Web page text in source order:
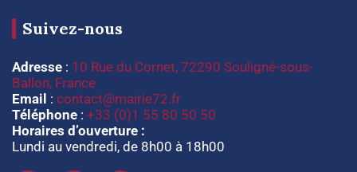
Suivez-nous
Adresse : 10 Rue du Cornet, 72290 Souligné-sous-
Ballon, France
Email : contact@mairie72.fr
Téléphone : +33 (0)1 55 80 50 50
Horaires d’ouverture :
Lundi au vendredi, de 8h00 à 18h00